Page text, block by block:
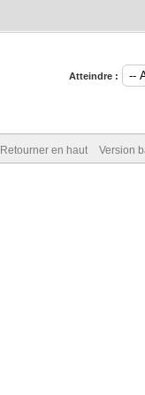
Atteindre :
Retourner en haut Version